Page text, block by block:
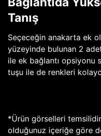
Tanış
Seçeceğin anakarta ek
yüzeyinde bulunan 2
ile ek bağlantı opsiyonu
tuşu ile de renkleri
*Ürün görselleri
olduğunuz içeriğe göre